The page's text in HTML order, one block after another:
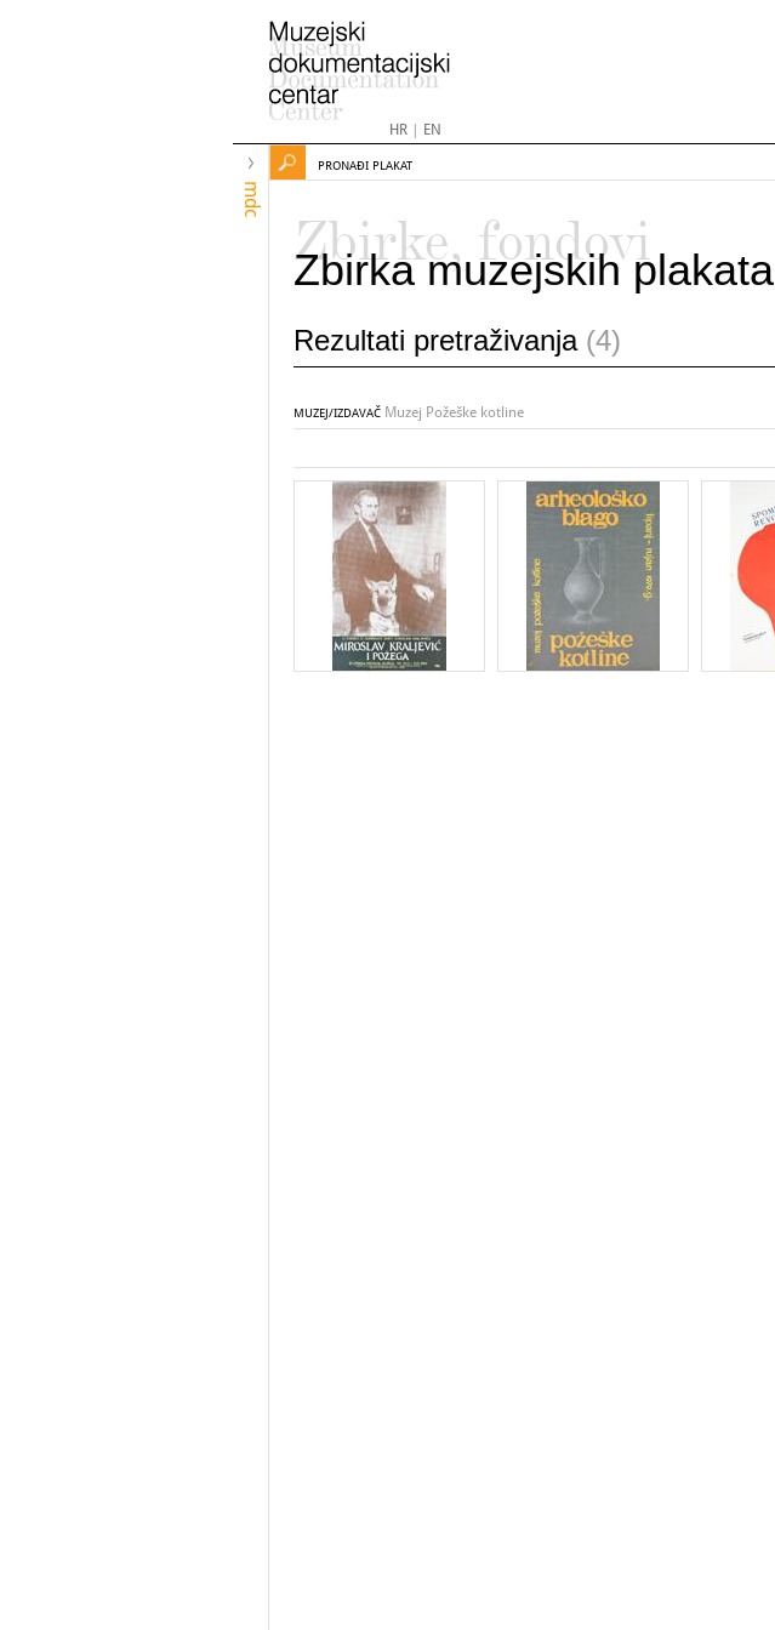
HR| EN
mdc
PRONAĐI PLAKAT
Zbirke, fondovi
Zbirka muzejskih plakata
Rezultati pretraživanja (4)
MUZEJ/IZDAVAČ Muzej Požeške kotline